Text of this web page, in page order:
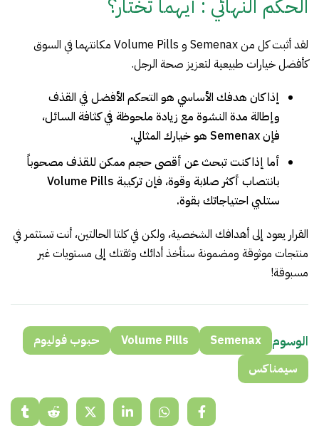
الحكم النهائي : أيهما تختار؟
لقد أثبت كل من Semenax و Volume Pills مكانتهما في السوق
كأفضل خيارات طبيعية لتعزيز صحة الرجل.
إذا كان هدفك الأساسي هو التحكم الأفضل في القذف
وإطالة مدة النشوة مع زيادة ملحوظة في كثافة السائل،
فإن Semenax هو خيارك المثالي.
أما إذا كنت تبحث عن أقصى حجم ممكن للقذف مصحوباً
بانتصاب أكثر صلابة وقوة، فإن تركيبة Volume Pills
ستلبي احتياجاتك بقوة.
القرار يعود إلى أهدافك الشخصية، ولكن في كلتا الحالتين، أنت تستثمر في
منتجات موثوقة ومضمونة ستأخذ أدائك وثقتك إلى مستويات غير
مسبوقة!
الوسوم Semenax
Volume Pills
حبوب فوليوم
سيمناكس